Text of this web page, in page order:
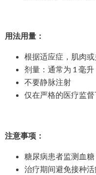
用法用量：
根据适应症，肌肉
剂量：通常为 1 毫
不要静脉注射
仅在严格的医疗监
注意事项：
糖尿病患者监测血糖
治疗期间避免接种